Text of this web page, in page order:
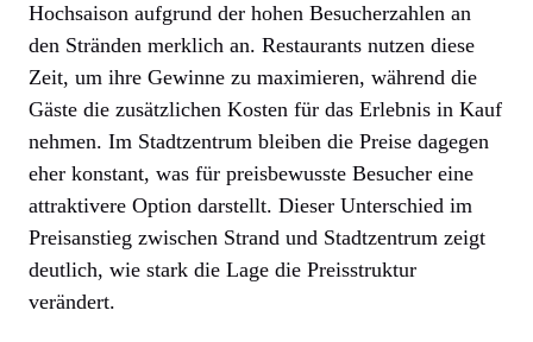
Hochsaison aufgrund der hohen Besucherzahlen an
den Stränden merklich an. Restaurants nutzen diese
Zeit, um ihre Gewinne zu maximieren, während die
Gäste die zusätzlichen Kosten für das Erlebnis in Kauf
nehmen. Im Stadtzentrum bleiben die Preise dagegen
eher konstant, was für preisbewusste Besucher eine
attraktivere Option darstellt. Dieser Unterschied im
Preisanstieg zwischen Strand und Stadtzentrum zeigt
deutlich, wie stark die Lage die Preisstruktur
verändert.